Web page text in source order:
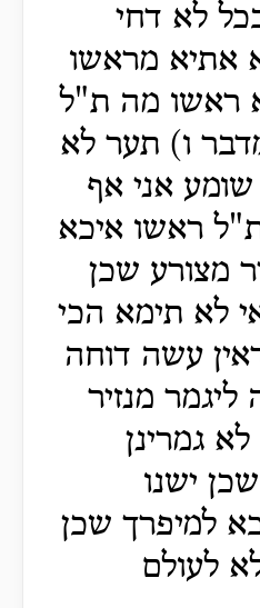
לא דחי
אתיא מראשו
ראשו מה ת"ל
ו) תער לא
אני אף
ת"ל ראשו איכא
מצורע שכן
לא תימא הכי
עשה דוחה
מנזיר
גמרינן
ישנו
למיפרך שכן
לעולם